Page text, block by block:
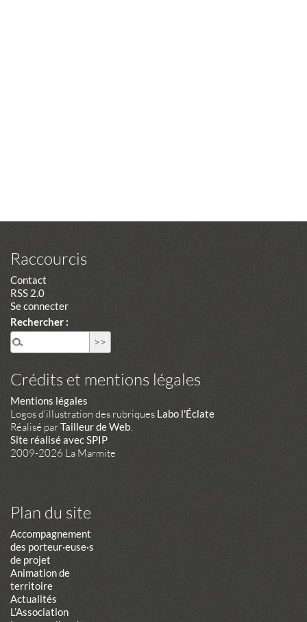
Raccourcis
Contact
RSS 2.0
Se connecter
Rechercher :
Crédits et mentions légales
Mentions légales
Logos d'illustration des rubriques Labo l'Éclate
Réalisé parTailleur de Web.
Site réalisé avec SPIP
2009-2026 La Marmite
Plan du site
Accompagnement
des porteur·euse·s
de projet
Animation de
territoire
Actualités
L’Association